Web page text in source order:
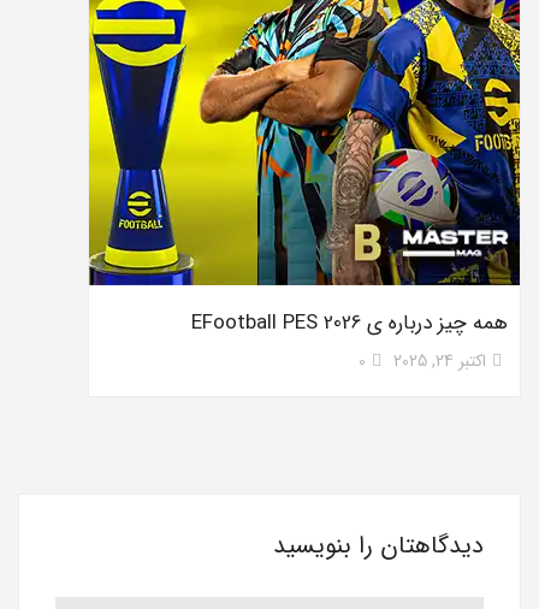
همه چیز درباره ی EFootball PES 2026
اکتبر 24, 2025 0
دیدگاهتان را بنویسید